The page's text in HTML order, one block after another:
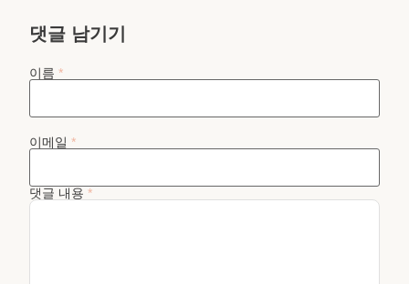
댓글 남기기
이름 *
이메일 *
댓글 내용 *